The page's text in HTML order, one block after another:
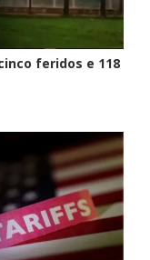
feridos e 118